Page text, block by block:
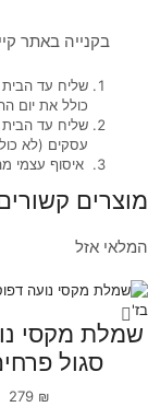
בקנייה באתר
כולל את יום
עסקים (לא
איסוף עצמי מהסטודיו
מוצרים
המלאי אזל
שמלת מקסי
סגול
279 ₪